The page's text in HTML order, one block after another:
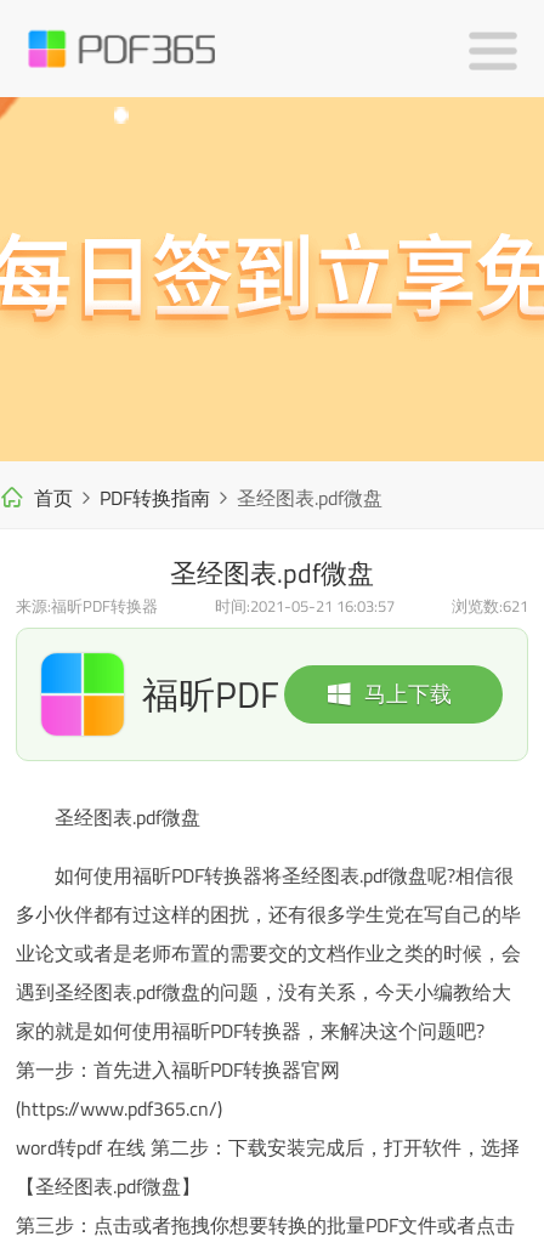
首页 PDF转换指南 圣经图表.pdf微盘
圣经图表.pdf微盘
来源:福昕PDF转换器 时间:2021-05-21 16:03:57 浏览数:621
马上下载
福昕PDF
转换器
圣经图表.pdf微盘
如何使用福昕PDF转换器将圣经图表.pdf微盘呢?相信很
多小伙伴都有过这样的困扰，还有很多学生党在写自己的毕
业论文或者是老师布置的需要交的文档作业之类的时候，会
遇到圣经图表.pdf微盘的问题，没有关系，今天小编教给大
家的就是如何使用福昕PDF转换器，来解决这个问题吧?
第一步：首先进入福昕PDF转换器官网
(https://www.pdf365.cn/)
word转pdf 在线 第二步：下载安装完成后，打开软件，选择
【圣经图表.pdf微盘】
第三步：点击或者拖拽你想要转换的批量PDF文件或者点击